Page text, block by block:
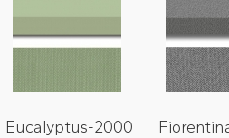
Eucalyptus-2000